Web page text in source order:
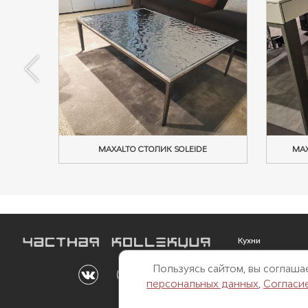
MAXALTO СТОЛИК SOLEIDE
Пользуясь сайтом, вы
персональных данных
Кухни
Outdoor
Свет